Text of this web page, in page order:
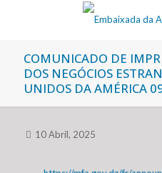
COMUNICADO DE
DOS NEGÓCIOS
UNIDOS DA AMÉRICA
10 Abril, 2025